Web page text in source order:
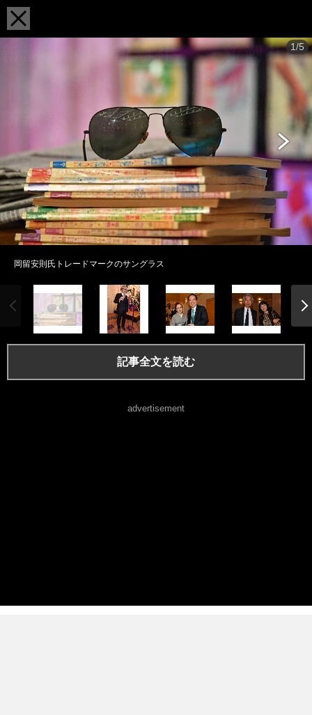
1/5
岡留安則氏トレードマークのサングラス
記事全文を読む
advertisement